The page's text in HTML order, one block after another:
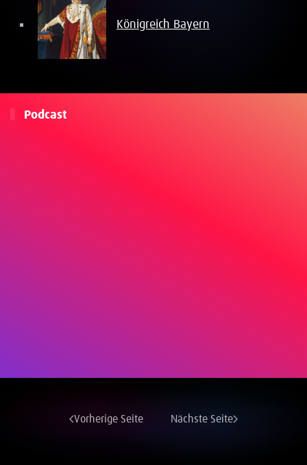
Königreich Bayern
Podcast
Vorherige Seite Nächste Seite